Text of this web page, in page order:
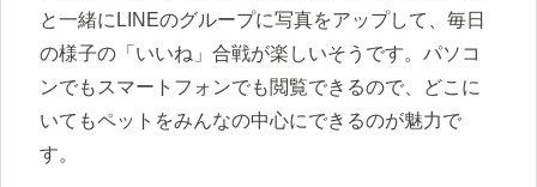
と一緒にLINEのグループに写真をアップして、毎日
の様子の「いいね」合戦が楽しいそうです。パソコ
ンでもスマートフォンでも閲覧できるので、どこに
いてもペットをみんなの中心にできるのが魅力で
す。